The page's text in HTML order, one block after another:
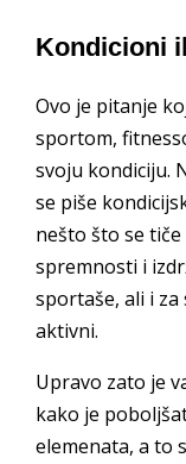
Kondicioni
Ovo je pitanje
sportom,
svoju kondiciju.
se piše
nešto što se
spremnosti i
sportaše, ali i za
aktivni.
Upravo zato je
kako je
elemenata, a to